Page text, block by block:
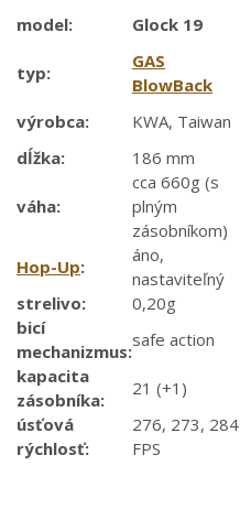
model: Glock 19
typ:
GAS
BlowBack
výrobca:
KWA, Taiwan
dĺžka:
186 mm
váha:
cca 660g (s
plným
zásobníkom)
Hop-Up:
áno,
nastaviteľný
strelivo:
0,20g
bicí
mechanizmus:
safe action
kapacita
zásobníka:
21 (+1)
úsťová
rýchlosť:
276, 273, 284
FPS